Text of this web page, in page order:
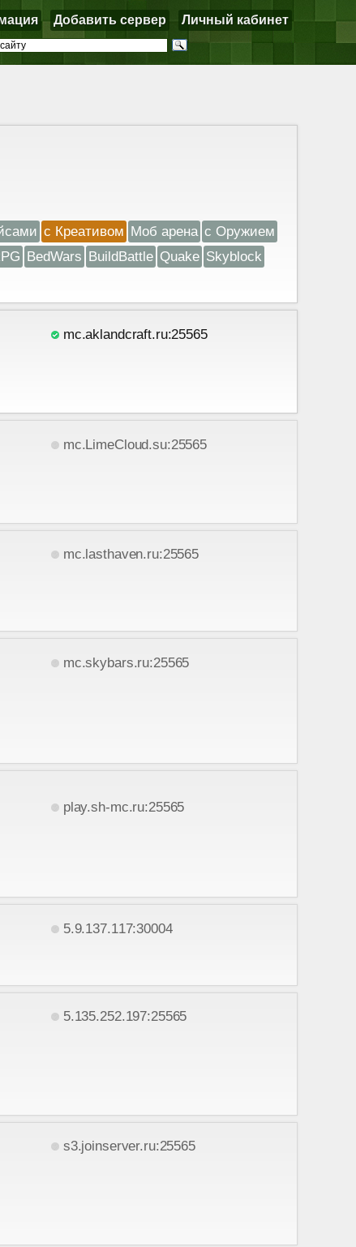
Добавить сервер Личный кабинет
с Креативом Моб арена с Оружием
BedWars BuildBattle Quake Skyblock
mc.aklandcraft.ru:25565
mc.LimeCloud.su:25565
mc.lasthaven.ru:25565
mc.skybars.ru:25565
play.sh-mc.ru:25565
5.9.137.117:30004
5.135.252.197:25565
s3.joinserver.ru:25565